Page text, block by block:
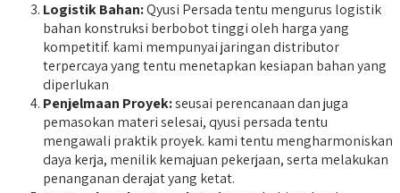
Logistik Bahan:Qyusi Persada tentu mengurus logistik
bahan konstruksi berbobot tinggi oleh harga yang
kompetitif. kami mempunyai jaringan distributor
terpercaya yang tentu menetapkan kesiapan bahan yang
diperlukan
Penjelmaan Proyek:seusai perencanaan dan juga
pemasokan materi selesai, qyusi persada tentu
mengawali praktik proyek. kami tentu mengharmoniskan
daya kerja, menilik kemajuan pekerjaan, serta melakukan
penanganan derajat yang ketat.